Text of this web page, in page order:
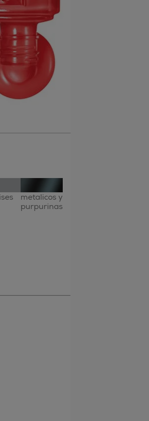
metalicos y
purpurinas